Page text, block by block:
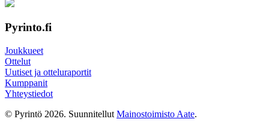
Pyrinto.fi
Joukkueet
Ottelut
Uutiset ja otteluraportit
Kumppanit
Yhteystiedot
© Pyrintö 2026. Suunnitellut Mainostoimisto Aate.